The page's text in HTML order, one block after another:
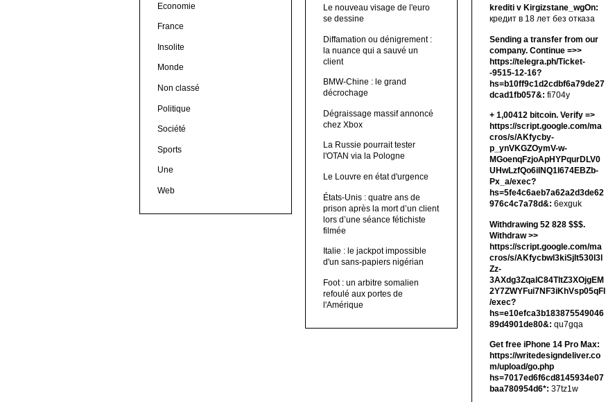
Economie
France
Insolite
Monde
Non classé
Politique
Société
Sports
Une
Web
Le nouveau visage de l'euro
se dessine
Diffamation ou dénigrement :
la nuance qui a sauvé un
client
BMW-Chine : le grand
décrochage
Dégraissage massif annoncé
chez Xbox
La Russie pourrait tester
l'OTAN via la Pologne
Le Louvre en état d'urgence
États-Unis : quatre ans de
prison après la mort d’un client
lors d’une séance fétichiste
filmée
Italie : le jackpot impossible
d'un sans-papiers nigérian
Foot : un arbitre somalien
refoulé aux portes de
l'Amérique
krediti v Kirgizstane_wgOn:
кредит в 18 лет без отказа
Sending a transfer from our
company. Continue =>>
https://telegra.ph/Ticket-
-9515-12-16?
hs=b10ff9c1d2cdbf6a79de27
dcad1fb057&: fi704y
+ 1,00412 bitсоin. Verify =>
https://script.google.com/ma
cros/s/AKfycby-
p_ynVKGZOymV-w-
MGoenqFzjoApHYPqurDLV0
UHwLzfQo6ilNQ1l674EBZb-
Px_a/exec?
hs=5fe4c6aeb7a62a2d3de62
976c4c7a78d&: 6exguk
Withdrawing 52 828 $$$.
Withdrаw >>
https://script.google.com/ma
cros/s/AKfycbwl3kiSjlt530I3l
Zz-
3AXdg3ZqalC84TltZ3XOjgEM
2Y7ZWYFui7NF3iKhVsp05qFl
/exec?
hs=e10efca3b183875549046
89d4901de80&: qu7gqa
Get free iPhone 14 Pro Max:
https://writedesigndeliver.co
m/upload/go.php
hs=7017ed6f6cd8145934e07
baa780954d6*: 37tz1w